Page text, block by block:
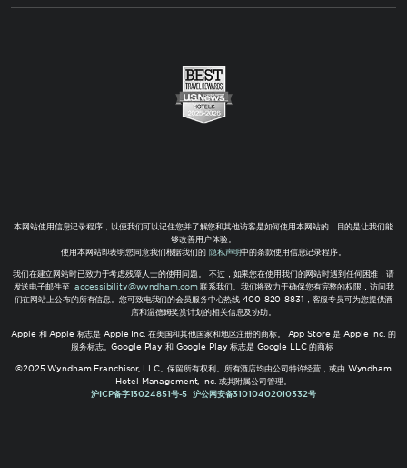
本网站使用信息记录程序，以便我们可以记住您并了解您和其他访客是如何使用本网站的，目的是让我们能
够改善用户体验。
使用本网站即表明您同意我们根据我们的 隐私声明中的条款使用信息记录程序。
我们在建立网站时已致力于考虑残障人士的使用问题。 不过，如果您在使用我们的网站时遇到任何困难，请
发送电子邮件至accessibility@wyndham.com联系我们。我们将致力于确保您有完整的权限，访问我
们在网站上公布的所有信息。您可致电我们的会员服务中心热线 400-820-8831，客服专员可为您提供酒
店和温德姆奖赏计划的相关信息及协助。
Apple 和 Apple 标志是 Apple Inc. 在美国和其他国家和地区注册的商标。 App Store 是 Apple Inc. 的
服务标志。Google Play 和 Google Play 标志是 Google LLC 的商标
©2025 Wyndham Franchisor, LLC。保留所有权利。所有酒店均由公司特许经营，或由 Wyndham
Hotel Management, Inc. 或其附属公司管理。
沪ICP备字13024851号-5 沪公网安备31010402010332号